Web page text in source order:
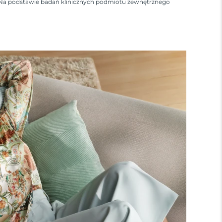
podstawie badań klinicznych podmiotu zewnętrznego